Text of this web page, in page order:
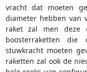
vracht dat moeten
diameter hebben van
raket zal men deze
boosterraketten
stuwkracht moeten
raketten zal ook de